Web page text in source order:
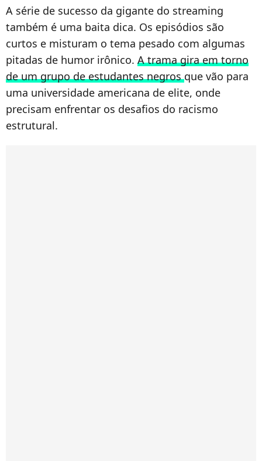
A série de sucesso da gigante do streaming
também é uma baita dica. Os episódios são
curtos e misturam o tema pesado com algumas
pitadas de humor irônico. A trama gira em torno
de um grupo de estudantes negrosque vão para
uma universidade americana de elite, onde
precisam enfrentar os desafios do racismo
estrutural.